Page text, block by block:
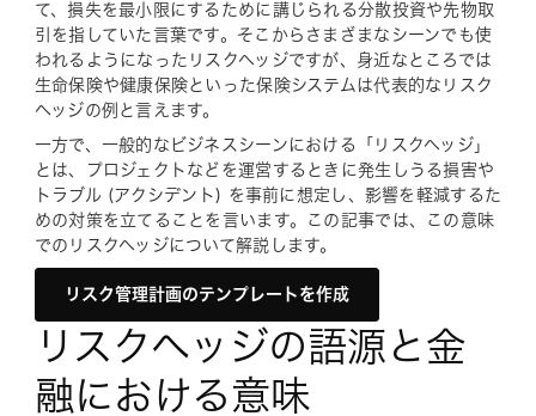
て、損失を最小限にするために講じられる分散投資や先物取
引を指していた言葉です。そこからさまざまなシーンでも使
われるようになったリスクヘッジですが、身近なところでは
生命保険や健康保険といった保険システムは代表的なリスク
ヘッジの例と言えます。
一方で、一般的なビジネスシーンにおける「リスクヘッジ」
とは、プロジェクトなどを運営するときに発生しうる損害や
トラブル (アクシデント) を事前に想定し、影響を軽減するた
めの対策を立てることを言います。この記事では、この意味
でのリスクヘッジについて解説します。
リスク管理計画のテンプレートを作成
リスクヘッジの語源と金
融における意味